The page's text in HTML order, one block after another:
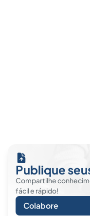
Publique
Compartilhe
fácil e rápido!
Colabore